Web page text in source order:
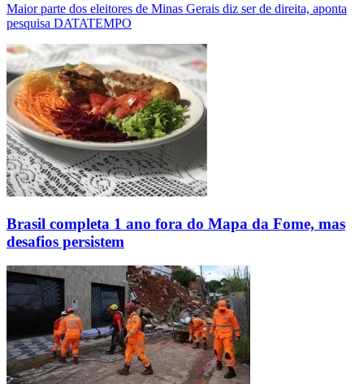
Maior parte dos eleitores de Minas Gerais diz ser de direita, aponta
pesquisa DATATEMPO
Brasil completa 1 ano fora do Mapa da Fome, mas
desafios persistem